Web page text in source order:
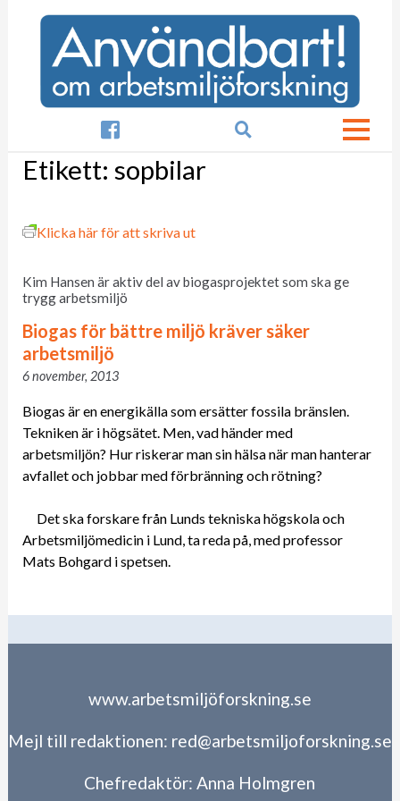

Etikett: sopbilar
Klicka här för att skriva ut
Kim Hansen är aktiv del av biogasprojektet som ska ge
trygg arbetsmiljö
Biogas för bättre miljö kräver säker
arbetsmiljö
6 november, 2013
Biogas är en energikälla som ersätter fossila bränslen.
Tekniken är i högsätet. Men, vad händer med
arbetsmiljön? Hur riskerar man sin hälsa när man hanterar
avfallet och jobbar med förbränning och rötning?
Det ska forskare från Lunds tekniska högskola och
Arbetsmiljömedicin i Lund, ta reda på, med professor
Mats Bohgard i spetsen.
www.arbetsmiljöforskning.se
Mejl till redaktionen: red@arbetsmiljoforskning.se
Chefredaktör:Anna Holmgren